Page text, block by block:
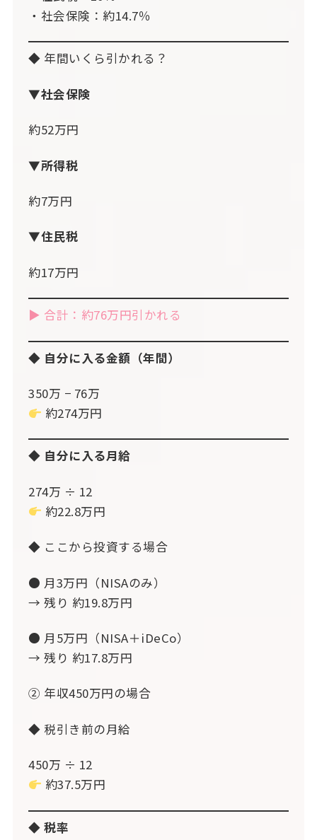
・社会保険：約14.7％
◆ 年間いくら引かれる？
▼社会保険
約52万円
▼所得税
約7万円
▼住民税
約17万円
▶ 合計：約76万円引かれる
◆ 自分に入る金額（年間）
350万 − 76万
約274万円
◆ 自分に入る月給
274万 ÷ 12
約22.8万円
◆ ここから投資する場合
● 月3万円（NISAのみ）
→ 残り 約19.8万円
● 月5万円（NISA＋iDeCo）
→ 残り 約17.8万円
② 年収450万円の場合
◆ 税引き前の月給
450万 ÷ 12
約37.5万円
◆ 税率